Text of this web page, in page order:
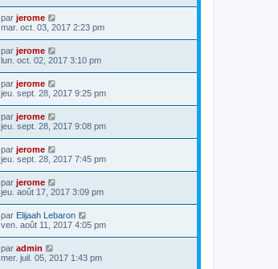
par jerome
mar. oct. 03, 2017 2:23 pm
par jerome
lun. oct. 02, 2017 3:10 pm
par jerome
jeu. sept. 28, 2017 9:25 pm
par jerome
jeu. sept. 28, 2017 9:08 pm
par jerome
jeu. sept. 28, 2017 7:45 pm
par jerome
jeu. août 17, 2017 3:09 pm
par Elijaah Lebaron
ven. août 11, 2017 4:05 pm
par admin
mer. juil. 05, 2017 1:43 pm